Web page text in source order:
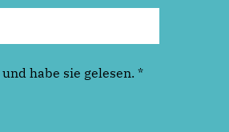
und habe sie gelesen. *